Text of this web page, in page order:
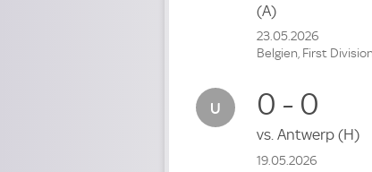
(A)
23.05.2026
Belgien, First
0 - 0
vs. Antwerp (H)
19.05.2026